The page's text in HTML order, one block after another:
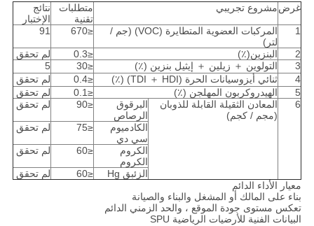
غرضمشروع تجريبي
متطلبات
تقنية
نتائج
الإختبار
المركبات العضوية المتطايرة (VOC) (جم /
لتر)
91
البنزين(٪)
لم تحقق
التولوين ＋ زيلين ＋ إيثيل بنزين (٪)
ثنائي أيزوسيانات الحرة (TDI ＋ HDI) (٪)
لم تحقق
الهيدروكربون المهلجن (٪)
لم تحقق
المعادن الثقيلة القابلة للذوبان
(مجم / كجم)
البرقوق
الرصاص
لم تحقق
الكادميوم
سي دي
لم تحقق
الكروم
الكروم
لم تحقق
الزئبق Hg
لم تحقق
معيار الأداء الدائم
بناء على المالك أو المشغل والبناء والصيانة
تعكس مستوى جودة الموقع ، والحد الزمني الدائم
البيانات الفنية للأرضيات الرياضية SPU